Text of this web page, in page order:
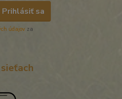
Prihlásiť sa
údajov za